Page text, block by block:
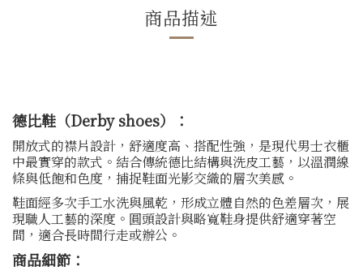
商品描述
德比鞋（Derby shoes）：
開放式的襟片設計，舒適度高、搭配性強，是現代男士衣櫃
中最實穿的款式。結合傳統德比結構與洗皮工藝，以溫潤線
條與低飽和色度，捕捉鞋面光影交織的層次美感。
鞋面經多次手工水洗與風乾，形成立體自然的色差層次，展
現職人工藝的深度。圓頭設計與略寬鞋身提供舒適穿著空
間，適合長時間行走或辦公。
商品細節：